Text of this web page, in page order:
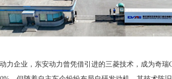
力企业，东安动力曾凭借引进的三菱技术，成为奇瑞